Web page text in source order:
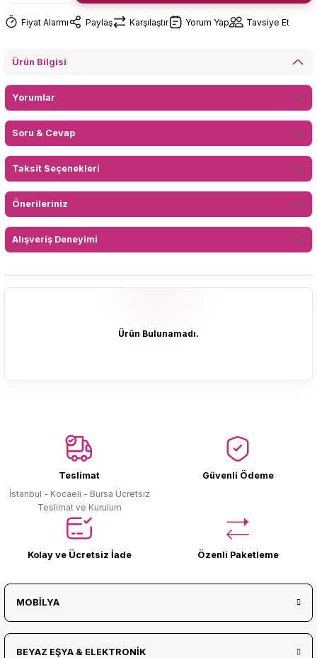
Fiyat Alarmı Paylaş Karşılaştır Yorum Yap Tavsiye Et
Ürün Bilgisi
Yorumlar
Soru & Cevap
Taksit Seçenekleri
Önerileriniz
Alışveriş Deneyimi
Ürün Bulunamadı.
Teslimat
İstanbul - Kocaeli - Bursa Ücretsiz
Teslimat ve Kurulum
Güvenli Ödeme
Kolay ve Ücretsiz İade Özenli Paketleme
MOBİLYA
BEYAZ EŞYA & ELEKTRONİK